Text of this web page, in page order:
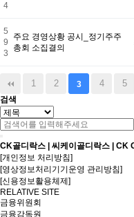
4
5
9
3
주요 경영상황 공시_정기주주
총회 소집결의
1 2 3 4 5
검색
CK골디락스 | 씨케이골디락스 | CK
[개인정보 처리방침]
[영상정보처리기기운영 관리방침]
[신용정보활용체제]
RELATIVE SITE
금융위원회
금융감독원